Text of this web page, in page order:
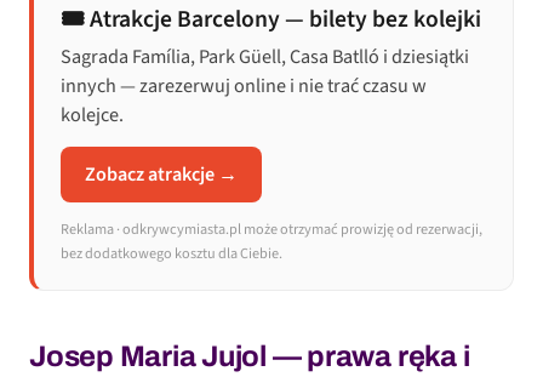
🎟️ Atrakcje Barcelony — bilety bez kolejki
Sagrada Família, Park Güell, Casa Batlló i dziesiątki
innych — zarezerwuj online i nie trać czasu w
kolejce.
Zobacz atrakcje →
Reklama · odkrywcymiasta.pl może otrzymać prowizję od rezerwacji,
bez dodatkowego kosztu dla Ciebie.
Josep Maria Jujol — prawa ręka i